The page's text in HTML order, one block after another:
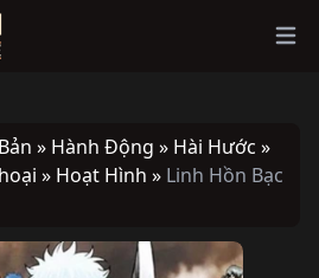
» Hành Động » Hài Hước »
» Hoạt Hình » Linh Hồn Bạc